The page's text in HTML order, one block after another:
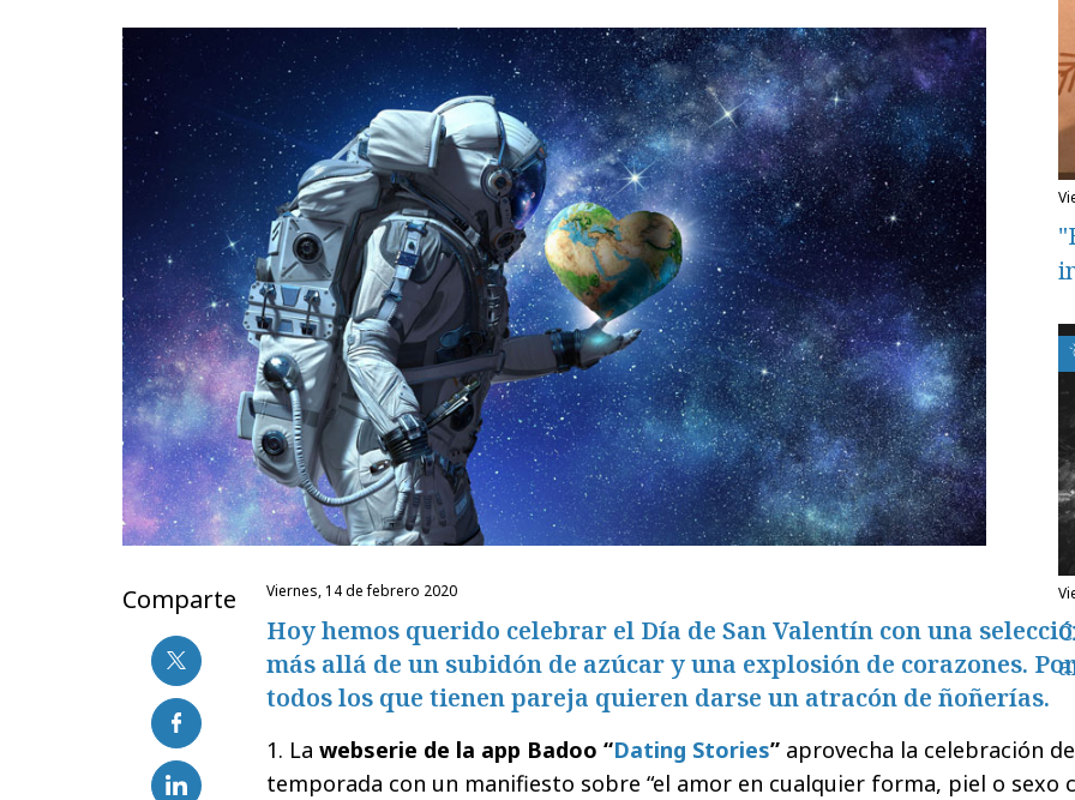
Comparte viernes, 14 de febrero 2020
Hoy hemos querido celebrar el Día de San Valentín con una
más allá de un subidón de azúcar y una explosión de corazones.
todos los que tienen pareja quieren darse un atracón de ñoñerías.
1. La webserie de la app Badoo “Dating Stories” aprovecha la celebración
temporada con un manifiesto sobre “el amor en cualquier forma, piel o